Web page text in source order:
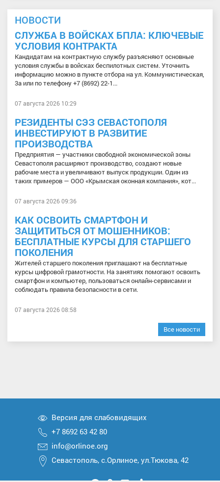
НОВОСТИ
СЛУЖБА В ВОЙСКАХ БПЛА: КЛЮЧЕВЫЕ
УСЛОВИЯ КОНТРАКТА
Кандидатам на контрактную службу разъясняют основные
условия службы в войсках беспилотных систем. Уточнить
информацию можно в пункте отбора на ул. Коммунистическая,
3а или по телефону +7 (8692) 22-1...
07 августа 2026 10:29
РЕЗИДЕНТЫ СЭЗ СЕВАСТОПОЛЯ
ИНВЕСТИРУЮТ В РАЗВИТИЕ
ПРОИЗВОДСТВА
Предприятия — участники свободной экономической зоны
Севастополя расширяют производство, создают новые
рабочие места и увеличивают выпуск продукции. Один из
таких примеров — ООО «Крымская оконная компания», кот...
07 августа 2026 09:36
КАК ОСВОИТЬ СМАРТФОН И
ЗАЩИТИТЬСЯ ОТ МОШЕННИКОВ:
БЕСПЛАТНЫЕ КУРСЫ ДЛЯ СТАРШЕГО
ПОКОЛЕНИЯ
Жителей старшего поколения приглашают на бесплатные
курсы цифровой грамотности. На занятиях помогают освоить
смартфон и компьютер, пользоваться онлайн-сервисами и
соблюдать правила безопасности в сети.
07 августа 2026 08:58
Все новости
Версия для слабовидящих
+7 8692 63 42 80
info@orlinoe.org
Севастополь, с.Орлиное, ул.Тюкова, 42